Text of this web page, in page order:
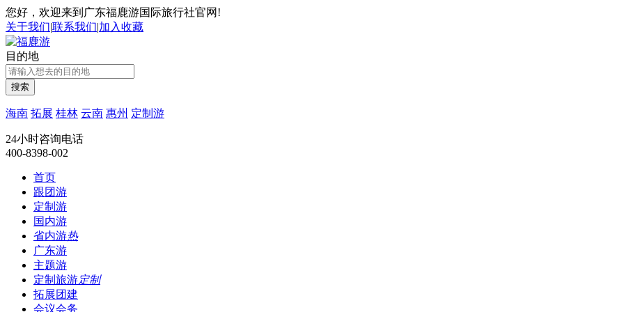
您好，欢迎来到广东福鹿游国际旅行社官网!
关于我们|联系我们|加入收藏
目的地
搜索
海南 拓展 桂林 云南 惠州 定制游
24小时咨询电话
400-8398-002
首页
跟团游
定制游
国内游
省内游热
广东游
主题游
定制旅游定制
拓展团建
会议会务